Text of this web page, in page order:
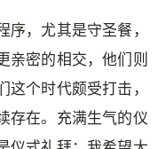
，尤其是守圣餐，
亲密的相交，他们则
个时代颇受打击，
存在。充满生气的仪